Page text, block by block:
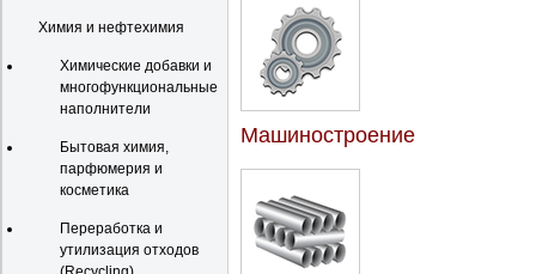
Химия и нефтехимия
Химические добавки и
многофункциональные
наполнители
Бытовая химия,
парфюмерия и
косметика
Переработка и
утилизация отходов
Машиностроение